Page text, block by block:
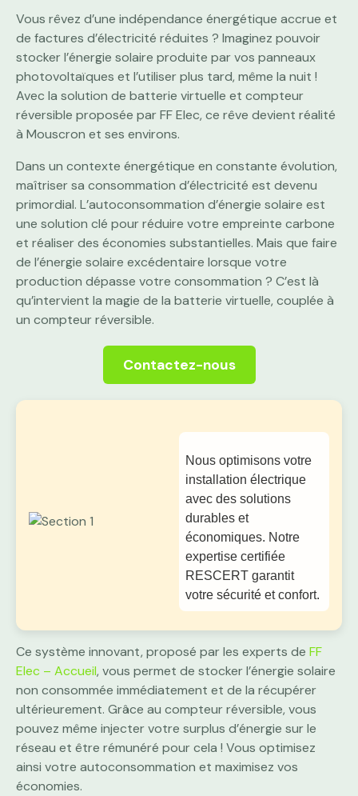
Vous rêvez d’une indépendance énergétique accrue et
de factures d’électricité réduites ? Imaginez pouvoir
stocker l’énergie solaire produite par vos panneaux
photovoltaïques et l’utiliser plus tard, même la nuit !
Avec la solution de batterie virtuelle et compteur
réversible proposée par FF Elec, ce rêve devient réalité
à Mouscron et ses environs.
Dans un contexte énergétique en constante évolution,
maîtriser sa consommation d’électricité est devenu
primordial. L’autoconsommation d’énergie solaire est
une solution clé pour réduire votre empreinte carbone
et réaliser des économies substantielles. Mais que faire
de l’énergie solaire excédentaire lorsque votre
production dépasse votre consommation ? C’est là
qu’intervient la magie de la batterie virtuelle, couplée à
un compteur réversible.
Contactez-nous
Nous optimisons votre
installation électrique
avec des solutions
durables et
économiques. Notre
expertise certifiée
RESCERT garantit
votre sécurité et confort.
Ce système innovant, proposé par les experts de FF
Elec – Accueil, vous permet de stocker l’énergie solaire
non consommée immédiatement et de la récupérer
ultérieurement. Grâce au compteur réversible, vous
pouvez même injecter votre surplus d’énergie sur le
réseau et être rémunéré pour cela ! Vous optimisez
ainsi votre autoconsommation et maximisez vos
économies.